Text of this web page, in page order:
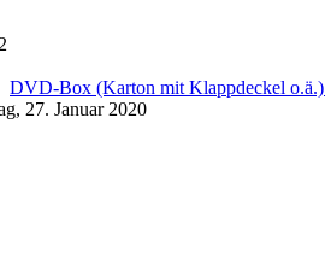
DVD-Box (Karton mit Klappdeckel o.ä.)
27. Januar 2020